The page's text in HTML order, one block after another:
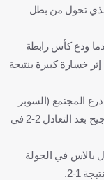
الإنجليزي الممتاز
دوري أبطال أوروبا
قدم
تحول من بطل
ثاني بطولات الموسم 2025-2026 بعدما ودع كأس رابطة
خسارة كبيرة بنتيجة
المجتمع (السوبر
الإنجليزي) في بداية الموسم، بنتيجة 2-3 بركلات الترجيح بعد التعادل 2-2 في
بالاس في الجولة
1-2.